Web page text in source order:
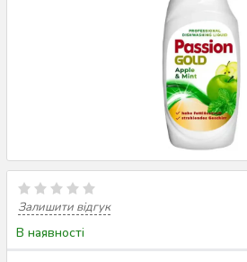
Залишити відгук
В наявності